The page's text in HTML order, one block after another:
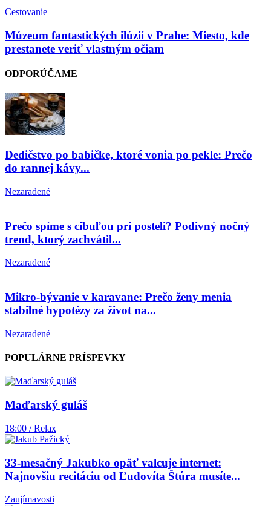
Cestovanie
Múzeum fantastických ilúzií v Prahe: Miesto, kde
prestanete veriť vlastným očiam
ODPORÚČAME
Dedičstvo po babičke, ktoré vonia po pekle: Prečo
do rannej kávy...
Nezaradené
Prečo spíme s cibuľou pri posteli? Podivný nočný
trend, ktorý zachvátil...
Nezaradené
Mikro-bývanie v karavane: Prečo ženy menia
stabilné hypotézy za život na...
Nezaradené
POPULÁRNE PRÍSPEVKY
Maďarský guláš
18:00 / Relax
33-mesačný Jakubko opäť valcuje internet:
Najnovšiu recitáciu od Ľudovíta Štúra musíte...
Zaujímavosti